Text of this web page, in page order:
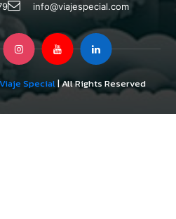
info@viajespecial.com
Special| All Rights Reserved